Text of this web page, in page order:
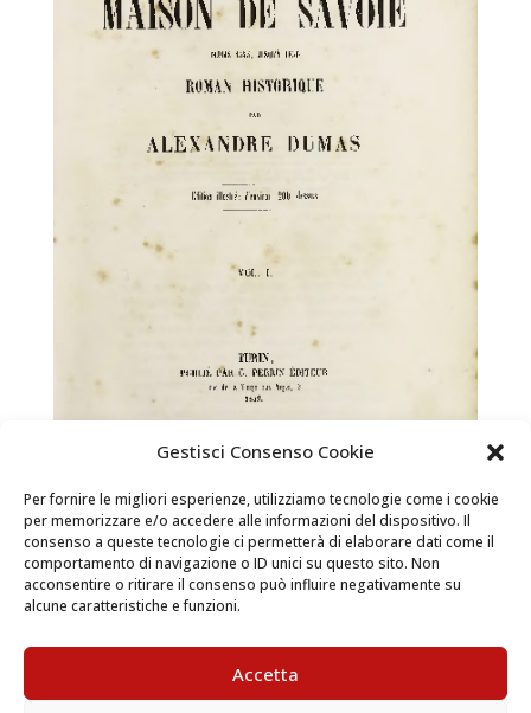
Gestisci Consenso Cookie
Per fornire le migliori esperienze, utilizziamo tecnologie come i cookie
per memorizzare e/o accedere alle informazioni del dispositivo. Il
consenso a queste tecnologie ci permetterà di elaborare dati come il
comportamento di navigazione o ID unici su questo sito. Non
acconsentire o ritirare il consenso può influire negativamente su
alcune caratteristiche e funzioni.
Accetta
La maison de Savoie depuis 1555 jusqu’à 1850.
Roman Historique, Volume I
Racconigi Vai al percorso di visita La maison de Savoie